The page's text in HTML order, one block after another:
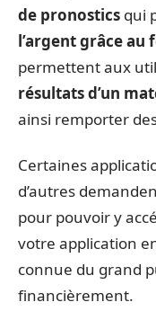
de pronostics qui
l’argent grâce au
permettent aux
résultats d’un
ainsi remporter
Certaines
d’autres
pour pouvoir y
votre application
connue du grand
financièrement.